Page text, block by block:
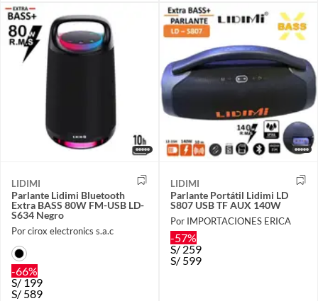
LIDIMI
Parlante Lidimi Bluetooth
Extra BASS 80W FM-USB LD-
S634 Negro
Por cirox electronics s.a.c
-66%
S/199
S/ 589
LIDIMI
Parlante Portátil Lidimi LD
S807 USB TF AUX 140W
Por IMPORTACIONES ERICA
-57%
S/259
S/ 599